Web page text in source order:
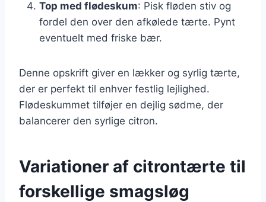
Top med flødeskum: Pisk fløden stiv og
fordel den over den afkølede tærte. Pynt
eventuelt med friske bær.
Denne opskrift giver en lækker og syrlig tærte,
der er perfekt til enhver festlig lejlighed.
Flødeskummet tilføjer en dejlig sødme, der
balancerer den syrlige citron.
Variationer af citrontærte til
forskellige smagsløg